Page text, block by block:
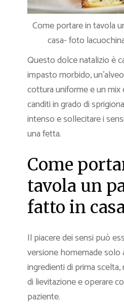
Come portare in tavola
casa- foto
Questo dolce natalizio è
impasto morbido,
cottura uniforme e un mix
canditi in grado di
intenso e sollecitare i
una fetta.
Come
tavola un
fatto in
Il piacere dei sensi può
versione homemade solo
ingredienti di prima
di lievitazione e operare
paziente.